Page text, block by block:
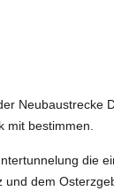
Neubaustrecke
mit bestimmen.
die
dem